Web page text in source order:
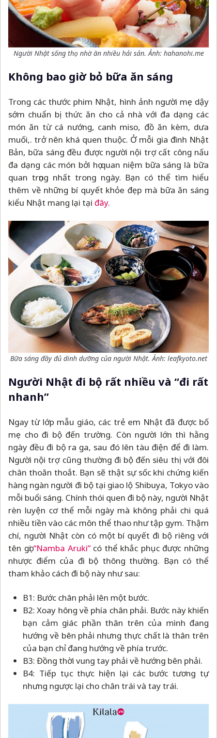
Người Nhật sống thọ nhờ ăn nhiều hải sản. Ảnh: hahanohi.me
Không bao giờ bỏ bữa ăn sáng
Trong các thước phim Nhật, hình ảnh người mẹ dậy
sớm chuẩn bị thức ăn cho cả nhà với đa dạng các
món ăn từ cá nướng, canh miso, đồ ăn kèm, dưa
muối,. trở nên khá quen thuộc. Ở mỗi gia đình Nhật
Bản, bữa sáng đều được người nội trợ cất công nấu
đa dạng các món bởi họ quan niệm bữa sáng là bữa
quan trọng nhất trong ngày. Bạn có thể tìm hiểu
thêm về những bí quyết khỏe đẹp mà bữa ăn sáng
kiểu Nhật mang lại tại đây.
Bữa sáng đầy đủ dinh dưỡng của người Nhật. Ảnh: leafkyoto.net
Người Nhật đi bộ rất nhiều và “đi rất
nhanh”
Ngay từ lớp mẫu giáo, các trẻ em Nhật đã được bố
mẹ cho đi bộ đến trường. Còn người lớn thì hằng
ngày đều đi bộ ra ga, sau đó lên tàu điện để đi làm.
Người nội trợ cũng thường đi bộ đến siêu thị với đôi
chân thoăn thoắt. Bạn sẽ thật sự sốc khi chứng kiến
hàng ngàn người đi bộ tại giao lộ Shibuya, Tokyo vào
mỗi buổi sáng. Chính thói quen đi bộ này, người Nhật
rèn luyện cơ thể mỗi ngày mà không phải chi quá
nhiều tiền vào các môn thể thao như tập gym. Thậm
chí, người Nhật còn có một bí quyết đi bộ riêng với
tên gọi“Namba Aruki”có thể khắc phục được những
nhược điểm của đi bộ thông thường. Bạn có thể
tham khảo cách đi bộ này như sau:
B1: Bước chân phải lên một bước.
B2: Xoay hông về phía chân phải. Bước này khiến
bạn cảm giác phần thân trên của mình đang
hướng về bên phải nhưng thực chất là thân trên
của bạn chỉ đang hướng về phía trước.
B3: Đồng thời vung tay phải về hướng bên phải.
B4: Tiếp tục thực hiện lại các bước tương tự
nhưng ngược lại cho chân trái và tay trái.